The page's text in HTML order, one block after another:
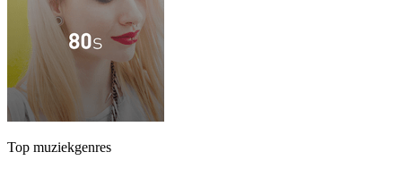
Top muziekgenres